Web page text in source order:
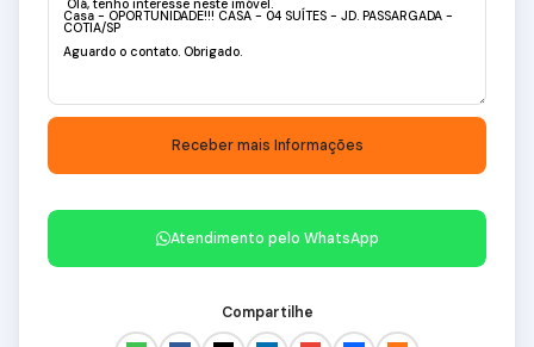
Atendimento pelo WhatsApp
Compartilhe